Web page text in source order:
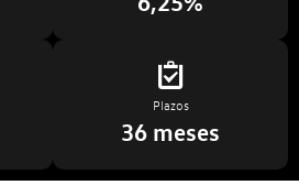
Plazos
36 meses